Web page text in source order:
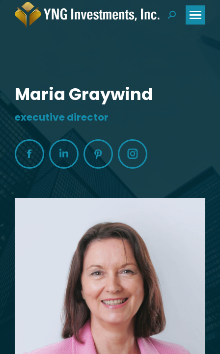
Search:
Maria Graywind
executive director
FacebookLinkedinPinterestInstagram